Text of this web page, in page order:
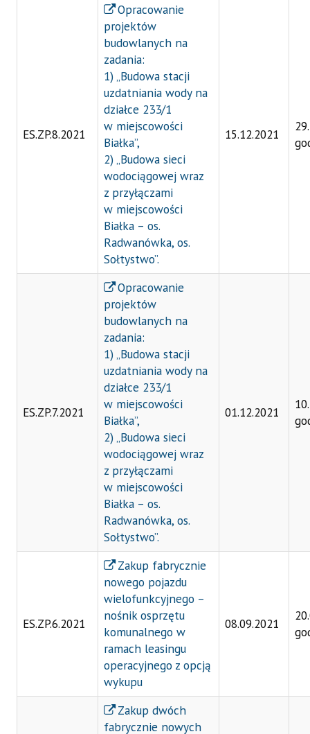
ES.ZP.8.2021
Opracowanie
projektów
budowlanych na
zadania:
1) „Budowa stacji
uzdatniania wody na
działce 233/1
w miejscowości
Białka”,
2) „Budowa sieci
wodociągowej wraz
z przyłączami
w miejscowości
Białka – os.
Radwanówka, os.
Sołtystwo”.
15.12.2021
ES.ZP.7.2021
Opracowanie
projektów
budowlanych na
zadania:
1) „Budowa stacji
uzdatniania wody na
działce 233/1
w miejscowości
Białka”,
2) „Budowa sieci
wodociągowej wraz
z przyłączami
w miejscowości
Białka – os.
Radwanówka, os.
Sołtystwo”.
01.12.2021
ES.ZP.6.2021
Zakup fabrycznie
nowego pojazdu
wielofunkcyjnego –
nośnik osprzętu
komunalnego w
ramach leasingu
operacyjnego z opcją
wykupu
08.09.2021
Zakup dwóch
fabrycznie nowych